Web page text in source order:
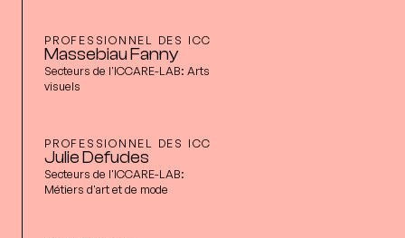
PROFESSIONNEL DES ICC
Massebiau Fanny
Secteurs de l'ICCARE-LAB: Arts
visuels
PROFESSIONNEL DES ICC
Julie Defudes
Secteurs de l'ICCARE-LAB:
Métiers d'art et de mode